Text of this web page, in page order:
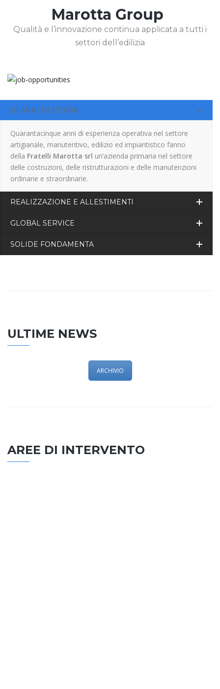
Marotta Group
Qualità e l’innovazione continua applicata a tutti i
settori dell’edilizia
50 ANNI DI STORIA
Quarantacinque anni di esperienza operativa nel settore
artigianale, manutentivo, edilizio ed impiantistico fanno
della Fratelli Marotta srl un’azienda primaria nel settore
delle costruzioni, delle ristrutturazioni e delle manutenzioni
ordinarie e straordinarie.
REALIZZAZIONE E ALLESTIMENTI
GLOBAL SERVICE
SOLIDE FONDAMENTA
ULTIME NEWS
ARCHIVIO
AREE DI INTERVENTO